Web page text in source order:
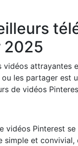
2025
vidéos attrayantes
les partager est
de vidéos
vidéos Pinterest
simple et